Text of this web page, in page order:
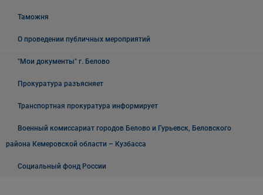
Таможня
О проведении публичных мероприятий
"Мои документы" г. Белово
Прокуратура разъясняет
Транспортная прокуратура информирует
Военный комиссариат городов Белово и Гурьевск, Беловского
района Кемеровской области – Кузбасса
Социальный фонд России